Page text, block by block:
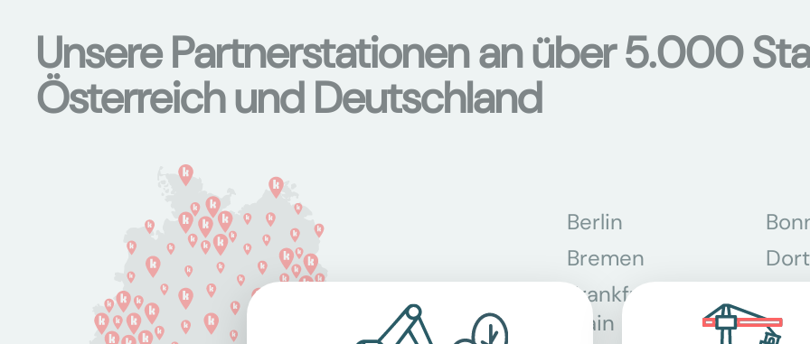
Unsere Partnerstationen an über 5.000
Österreich und Deutschland
Berlin
Bremen
Frankfurt am
Main